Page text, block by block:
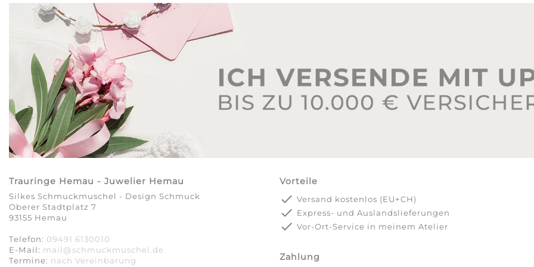
Trauringe Hemau - Juwelier Hemau
Silkes Schmuckmuschel - Design Schmuck
Oberer Stadtplatz 7
93155 Hemau
Telefon: 09491 6130010
E-Mail: mail@schmuckmuschel.de
Termine: nach Vereinbarung​​​​​​​
Vorteile
done Versand kostenlos (EU+CH)
done Express- und Auslandslieferungen
done Vor-Ort-Service in meinem Atelier
Zahlung